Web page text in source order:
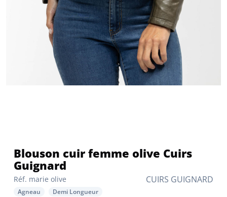
CUIRS GUIGNARD
Réf. marie olive
Blouson cuir femme olive Cuirs
Guignard
Agneau Demi Longueur